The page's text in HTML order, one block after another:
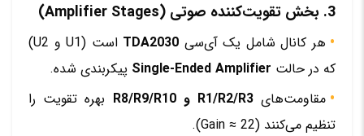
3. بخش تقویت‌کننده صوتی (Amplifier Stages)
هر کانال شامل یک آی‌سی TDA2030
است (U1 و U2)
که در حالت Single-Ended Amplifier پیکربندی شده.
مقاومت‌هایR1/R2/R3 و R8/R9/R10
بهره تقویت را
تنظیم می‌کنند (Gain ≈ 22).